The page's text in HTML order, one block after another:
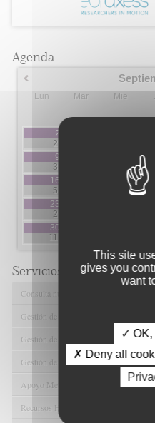
Agenda
Lun Mar Mie
2
2
9
3
3
16
5
18
1
23
2
30
11
Servicios de FIBAO
Consulta nuestras Ofertas Tecnológicas
Gestión de Ensayos Clínicos y Estudios
Gestión de la Innovación y la
Gestión de Ayudas y Oportunidad de
Apoyo Metodológico y/o Estadístico
Recursos Humanos
This site
gives you
want
✓ OK,
✗ Deny all